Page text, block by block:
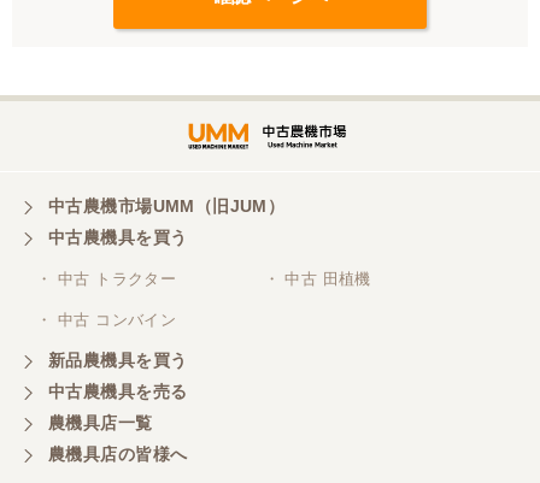
中古農機市場UMM（旧JUM）
中古農機具を買う
・ 中古 トラクター ・ 中古 田植機
・ 中古 コンバイン
新品農機具を買う
中古農機具を売る
農機具店一覧
農機具店の皆様へ